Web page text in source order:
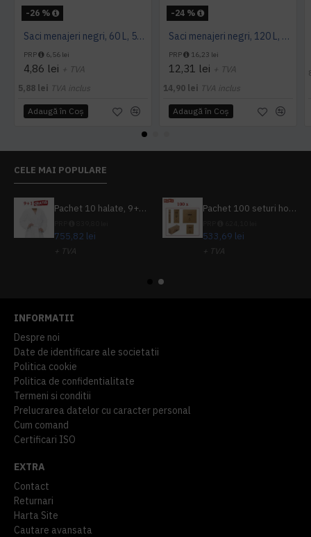
-26 %
Saci menajeri negri, 60 L, 50 buc/rola
PRP 6,56 lei
4,86 lei + TVA
5,88 lei TVA inclus
Adaugă în Coş
-24 %
Saci menajeri negri, 120 L, Alufix, 10 buc/rola
PRP 16,23 lei
12,31 lei + TVA
14,90 lei TVA inclus
Adaugă în Coş
CELE MAI POPULARE
Pachet 10 halate, 9+1 gratuit
755,82 lei
+ TVA
Pachet 100 seturi hoteliere, set dentar, set barbierit, casca de dus, pila unghii, set cusut
533,69 lei
+ TVA
INFORMATII
Despre noi
Date de identificare ale societatii
Politica cookie
Politica de confidentialitate
Termeni si conditii
Prelucrarea datelor cu caracter personal
Cum comand
Certificari ISO
EXTRA
Contact
Returnari
Harta Site
Cautare avansata